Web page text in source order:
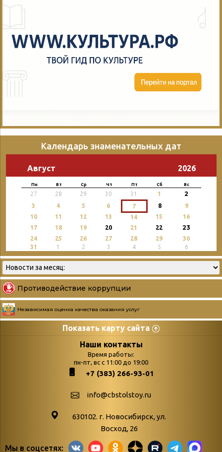
Календарь знаменательных дат
Август 2026
Пн Вт Ср Чт Пт Сб Вс
27 28 29 30 31 1 2
3 4 5 6 7 8
9
10
11 12 13 14 15
16
17
18 19 20 21 22 23
24 25 26 27 28 29
30
31
1 2 3 4 5 6
Противодействие коррупции
Независимая оценка качества оказания услуг
Показать карту сайта
Страницы
podvedenie-itogov-festivalya-
paskhalnaya-palitra
поступлений
Война. Народ.
Наши контакты
Время работы:
пн-пт, вс с 11:00 до 19:00
+7 (383) 266-93-01
info@cbstolstoy.ru
630102. г. Новосибирск, ул.
Восход, 26
Мы в соцсетях: